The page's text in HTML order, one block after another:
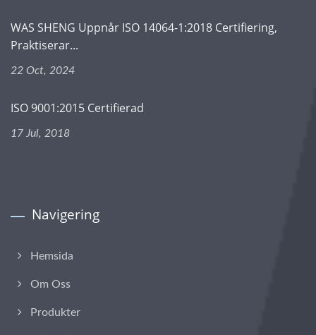
WAS SHENG Uppnår ISO 14064-1:2018 Certifiering,
Praktiserar...
22 Oct, 2024
ISO 9001:2015 Certifierad
17 Jul, 2018
Navigering
Hemsida
Om Oss
Produkter